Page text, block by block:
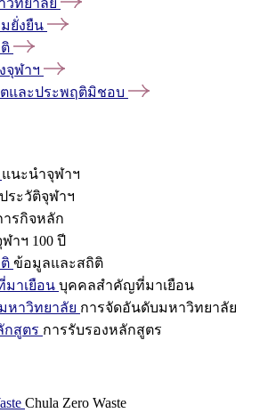
ยั่งยืน
จุฬาฯ
ตและประพฤติมิชอบ
แนะนำจุฬาฯ
ประวัติจุฬาฯ
ารกิจหลัก
ฬาฯ 100 ปี
ข้อมูลและสถิติ
าเยือน บุคคลสำคัญที่มาเยือน
หาวิทยาลัย การจัดอันดับมหาวิทยาลัย
กสูตร การรับรองหลักสูตร
Chula Zero Waste